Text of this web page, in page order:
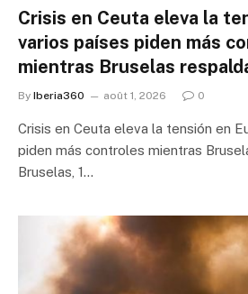
Crisis en Ceuta eleva la
varios países piden más
mientras Bruselas
By Iberia360 août 1, 2026 0
Crisis en Ceuta eleva la tensión en
piden más controles mientras
Bruselas, 1…